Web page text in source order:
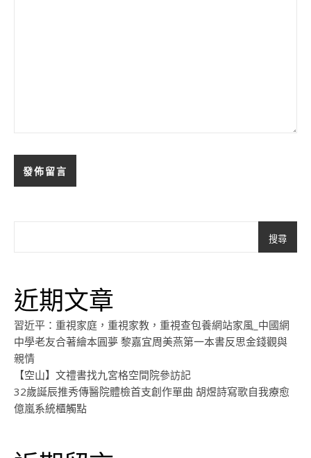
搜尋
近期文章
習近平：重視家庭，重視家教，重視查包養網站家風_中國網
中學老友合著繪本圓夢 黎嘉宜周美燕第一本書反思金錢觀與
親情
【空山】文禮書找九宮格空間院參訪記
32歲誕辰推秀傳醫院體檢首支創作單曲 胡煜詩寫歌自我療愈
億嵐系統櫃觸點